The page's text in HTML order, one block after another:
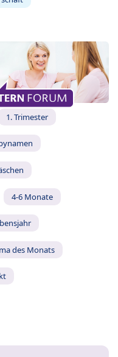
1. Trimester
4-6 Monate
des Monats